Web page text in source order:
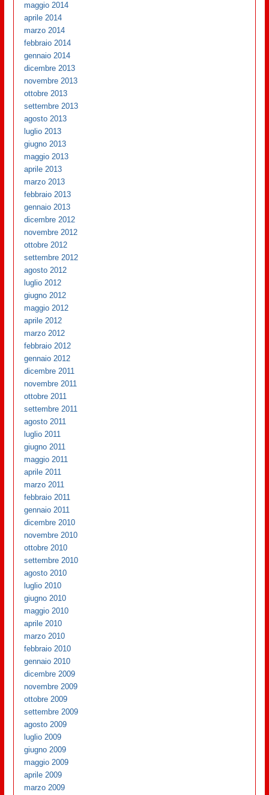
maggio 2014
aprile 2014
marzo 2014
febbraio 2014
gennaio 2014
dicembre 2013
novembre 2013
ottobre 2013
settembre 2013
agosto 2013
luglio 2013
giugno 2013
maggio 2013
aprile 2013
marzo 2013
febbraio 2013
gennaio 2013
dicembre 2012
novembre 2012
ottobre 2012
settembre 2012
agosto 2012
luglio 2012
giugno 2012
maggio 2012
aprile 2012
marzo 2012
febbraio 2012
gennaio 2012
dicembre 2011
novembre 2011
ottobre 2011
settembre 2011
agosto 2011
luglio 2011
giugno 2011
maggio 2011
aprile 2011
marzo 2011
febbraio 2011
gennaio 2011
dicembre 2010
novembre 2010
ottobre 2010
settembre 2010
agosto 2010
luglio 2010
giugno 2010
maggio 2010
aprile 2010
marzo 2010
febbraio 2010
gennaio 2010
dicembre 2009
novembre 2009
ottobre 2009
settembre 2009
agosto 2009
luglio 2009
giugno 2009
maggio 2009
aprile 2009
marzo 2009